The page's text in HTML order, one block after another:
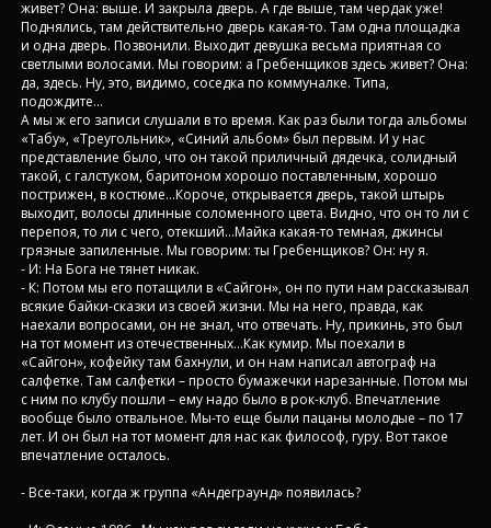
живет? Она: выше. И закрыла дверь. А где выше, там чердак уже!
Поднялись, там действительно дверь какая-то. Там одна площадка
и одна дверь. Позвонили. Выходит девушка весьма приятная со
светлыми волосами. Мы говорим: а Гребенщиков здесь живет? Она:
да, здесь. Ну, это, видимо, соседка по коммуналке. Типа,
подождите…
А мы ж его записи слушали в то время. Как раз были тогда альбомы
«Табу», «Треугольник», «Синий альбом» был первым. И у нас
представление было, что он такой приличный дядечка, солидный
такой, с галстуком, баритоном хорошо поставленным, хорошо
пострижен, в костюме…Короче, открывается дверь, такой штырь
выходит, волосы длинные соломенного цвета. Видно, что он то ли с
перепоя, то ли с чего, отекший…Майка какая-то темная, джинсы
грязные запиленные. Мы говорим: ты Гребенщиков? Он: ну я.
- И: На Бога не тянет никак.
- К: Потом мы его потащили в «Сайгон», он по пути нам рассказывал
всякие байки-сказки из своей жизни. Мы на него, правда, как
наехали вопросами, он не знал, что отвечать. Ну, прикинь, это был
на тот момент из отечественных…Как кумир. Мы поехали в
«Сайгон», кофейку там бахнули, и он нам написал автограф на
салфетке. Там салфетки – просто бумажечки нарезанные. Потом мы
с ним по клубу пошли – ему надо было в рок-клуб. Впечатление
вообще было отвальное. Мы-то еще были пацаны молодые – по 17
лет. И он был на тот момент для нас как философ, гуру. Вот такое
впечатление осталось.
- Все-таки, когда ж группа «Андеграунд» появилась?